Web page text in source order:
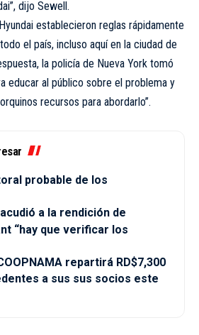
dijo Sewell.
establecieron reglas rápidamente
el país, incluso aquí en la ciudad de
la policía de Nueva York tomó
educar al público sobre el problema y
recursos para abordarlo”.
probable de los
a la rendición de
“hay que verificar los
repartirá RD$7,300
a sus sus socios este